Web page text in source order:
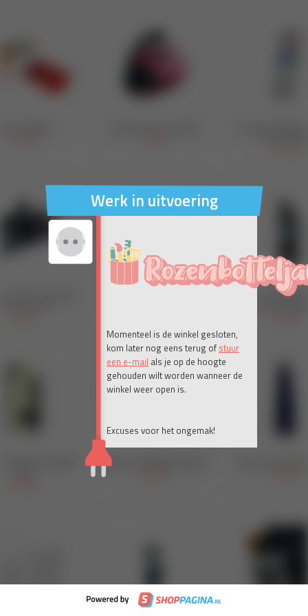
Werk in uitvoering
Momenteel is de winkel gesloten,
kom later nog eens terug of stuur
een e-mail als je op de hoogte
gehouden wilt worden wanneer de
winkel weer open is.
Excuses voor het ongemak!